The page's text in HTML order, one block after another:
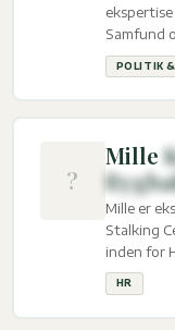
Samfund
POLITIK
?
Mille
Mille er
Stalking
inden for
HR